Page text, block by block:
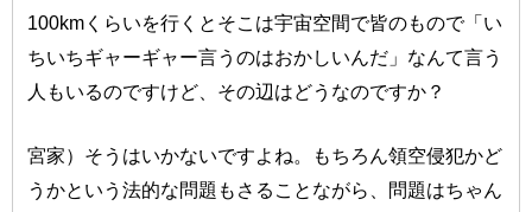
100kmくらいを行くとそこは宇宙空間で皆のもので「い
ちいちギャーギャー言うのはおかしいんだ」なんて言う
人もいるのですけど、その辺はどうなのですか？
宮家）そうはいかないですよね。もちろん領空侵犯かど
うかという法的な問題もさることながら、問題はちゃん